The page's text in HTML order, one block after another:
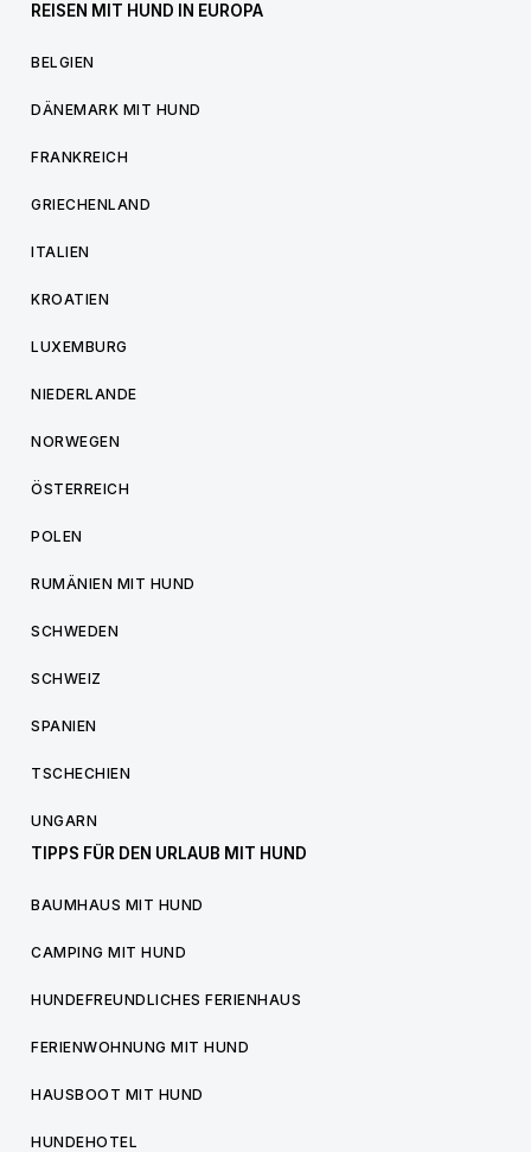
REISEN MIT HUND IN EUROPA
BELGIEN
DÄNEMARK MIT HUND
FRANKREICH
GRIECHENLAND
ITALIEN
KROATIEN
LUXEMBURG
NIEDERLANDE
NORWEGEN
ÖSTERREICH
POLEN
RUMÄNIEN MIT HUND
SCHWEDEN
SCHWEIZ
SPANIEN
TSCHECHIEN
UNGARN
TIPPS FÜR DEN URLAUB MIT HUND
BAUMHAUS MIT HUND
CAMPING MIT HUND
HUNDEFREUNDLICHES FERIENHAUS
FERIENWOHNUNG MIT HUND
HAUSBOOT MIT HUND
HUNDEHOTEL